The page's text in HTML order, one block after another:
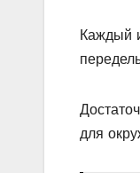
Каждый
для